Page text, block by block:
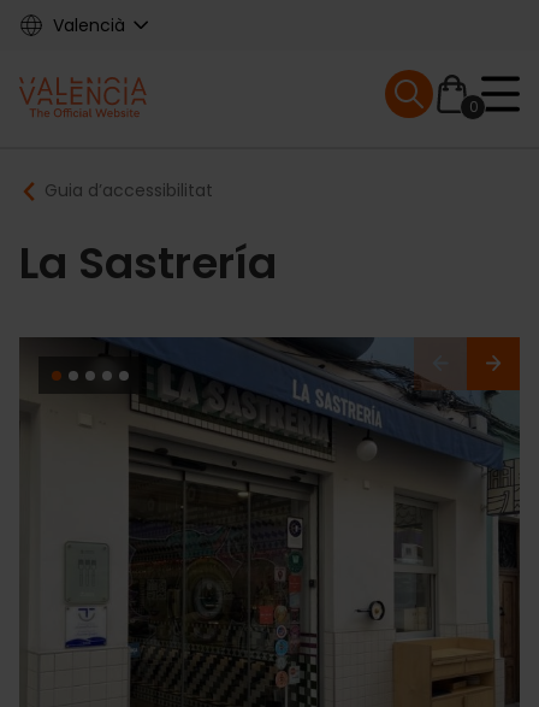
Skip
content
Valencià
Main
navigation
0
Mobile menu
Breadcrumb
Guia d’accessibilitat
La Sastrería